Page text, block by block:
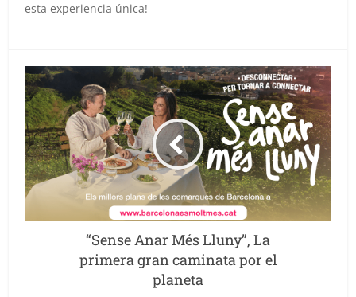
esta experiencia única!
“Sense Anar Més Lluny”, La
primera gran caminata por el
planeta